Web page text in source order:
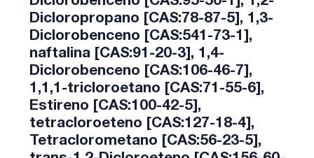
Dicloropropano [CAS:78-87-5], 1,3-
Diclorobenceno [CAS:541-73-1],
naftalina [CAS:91-20-3], 1,4-
Diclorobenceno [CAS:106-46-7],
1,1,1-tricloroetano [CAS:71-55-6],
Estireno [CAS:100-42-5],
tetracloroeteno [CAS:127-18-4],
Tetraclorometano [CAS:56-23-5],